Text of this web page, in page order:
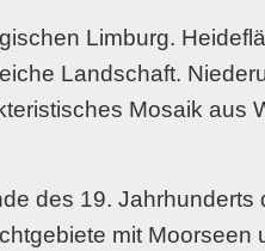
Limburg.
Landschaft.
Mosaik aus
des 19. Jahrhunderts
mit Moorseen